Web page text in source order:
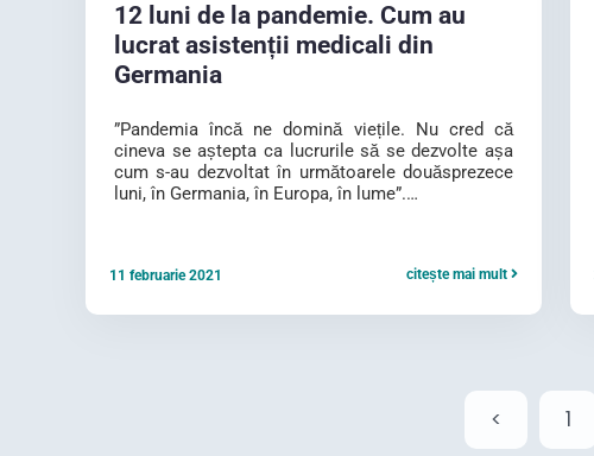
12 luni de la pandemie. Cum au
lucrat asistenții medicali din
Germania
”Pandemia încă ne domină viețile. Nu cred că
cineva se aștepta ca lucrurile să se dezvolte așa
cum s-au dezvoltat în următoarele douăsprezece
luni, în Germania, în Europa, în lume”.…
citește mai mult
11 februarie 2021
< 1